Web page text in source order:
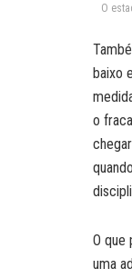
O
baixo
o
O que
uma